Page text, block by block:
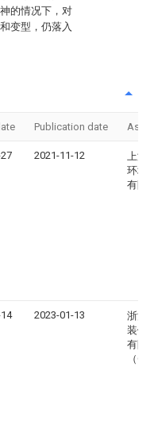
的情况下，对
变型，仍落入
Publication date
2021-11-12
上海
环境
有限
2023-01-13
浙江
装饰
有限
（Cn